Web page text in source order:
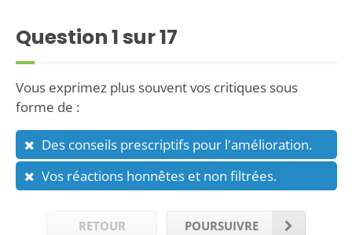
Question1sur 17
Vous exprimez plus souvent vos critiques sous
forme de :
Des conseils prescriptifs pour l'amélioration.
Vos réactions honnêtes et non filtrées.
RETOUR POURSUIVRE